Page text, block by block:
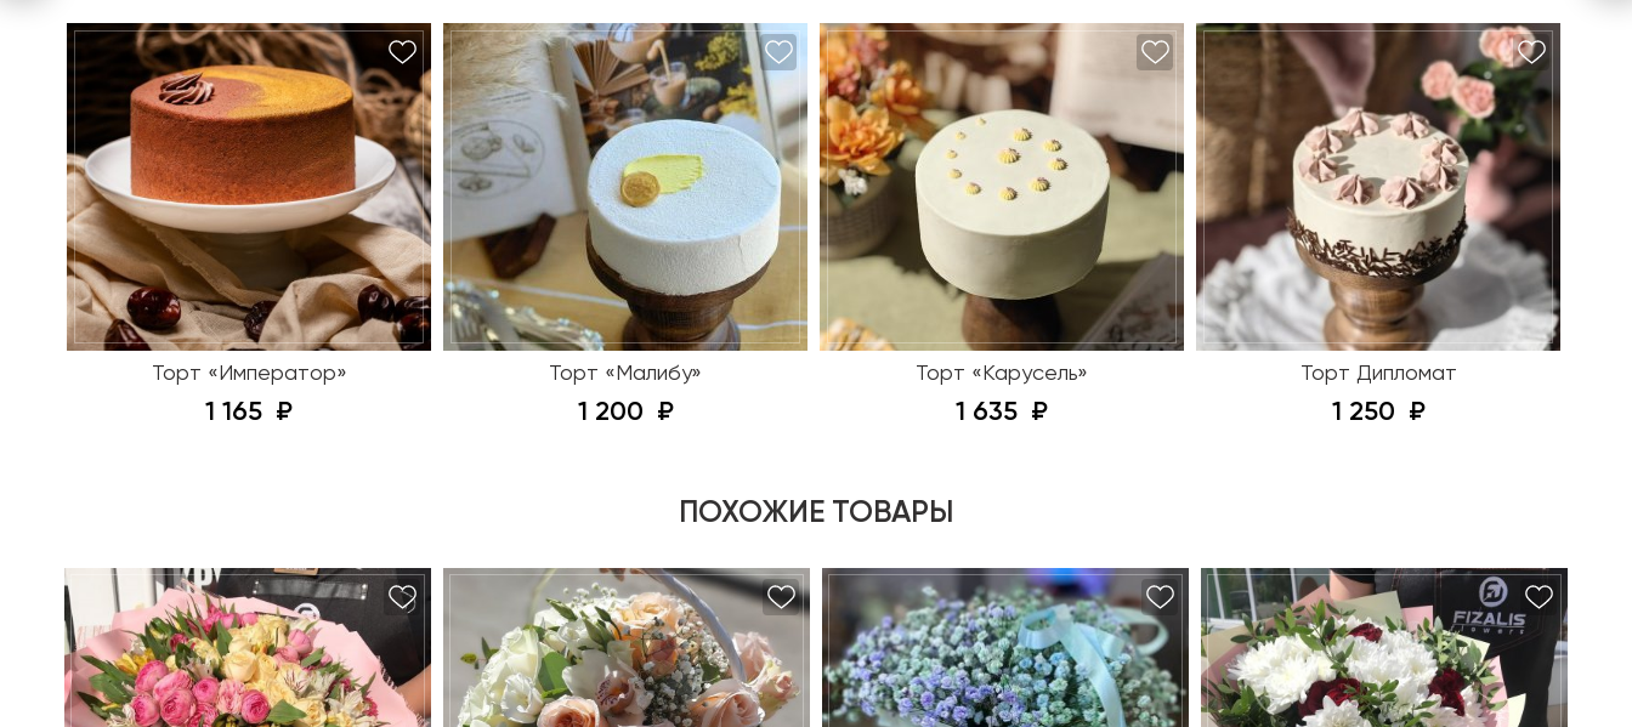
Торт «Император»
1 165
Торт «Малибу»
1 200
Торт «Карусель»
1 635
Торт Дипломат
1 250
ПОХОЖИЕ ТОВАРЫ